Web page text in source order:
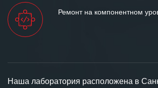
Ремонт на компонентном
Наша лаборатория расположена в